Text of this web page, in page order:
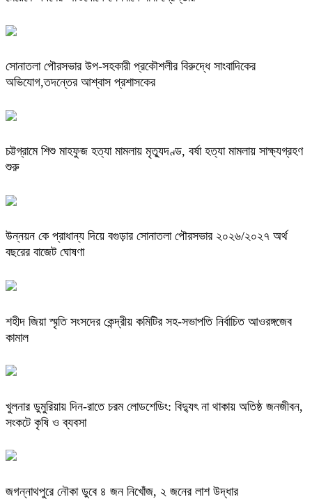
সোনাতলা পৌরসভার উপ-সহকারী প্রকৌশলীর বিরুদ্ধে সাংবাদিকের
অভিযোগ,তদন্তের আশ্বাস প্রশাসকের
চট্টগ্রামে শিশু মাহফুজ হত্যা মামলায় মৃত্যুদণ্ড, বর্ষা হত্যা মামলায় সাক্ষ্যগ্রহণ
শুরু
উন্নয়ন কে প্রাধান্য দিয়ে বগুড়ার সোনাতলা পৌরসভার ২০২৬/২০২৭ অর্থ
বছরের বাজেট ঘোষণা
শহীদ জিয়া স্মৃতি সংসদের কেন্দ্রীয় কমিটির সহ-সভাপতি নির্বাচিত আওরঙ্গজেব
কামাল
খুলনার ডুমুরিয়ায় দিন-রাতে চরম লোডশেডিং: বিদ্যুৎ না থাকায় অতিষ্ঠ জনজীবন,
সংকটে কৃষি ও ব্যবসা
জগন্নাথপুরে নৌকা ডুবে ৪ জন নিখোঁজ, ২ জনের লাশ উদ্ধার